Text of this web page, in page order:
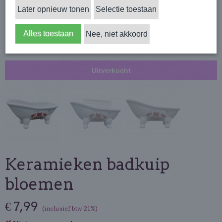
Uitverkocht
Keramieken badkuip
bloemen
€ 7,99 (inclusief btw 21%)
Later opnieuw tonen Selectie toestaan
Alles toestaan Nee, niet akkoord